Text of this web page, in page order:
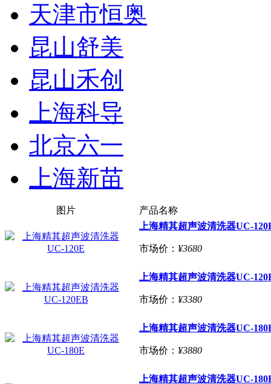
天津市恒奥
昆山舒美
昆山禾创
上海科导
北京六一
上海新苗
图片
产品名称
上海精其超声波清洗器UC-
市场价： ¥3680
上海精其超声波清洗器UC-
市场价： ¥3380
上海精其超声波清洗器UC-
市场价： ¥3880
上海精其超声波清洗器UC-